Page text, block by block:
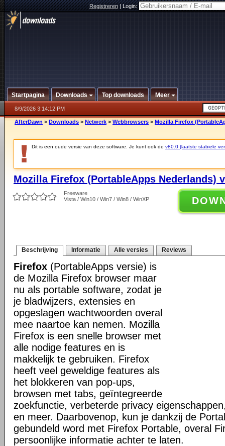
Registreren|Login:
Startpagina Downloads Top downloads Meer
8/9/2026 3:14:12 PM
AfterDawn > Downloads > Netwerk > Webbrowsers > Mozilla Firefox
Dit is een oude versie van deze software. Je kunt ook de v80.0 (laatste stabiele
Mozilla Firefox (PortableApps Nederlands)
Freeware
Vista / Win10 / Win7 / Win8 / WinXP
Beschrijving Informatie Alle versies Reviews
Firefox (PortableApps versie) is
de Mozilla Firefox browser maar
nu als portable software, zodat je
je bladwijzers, extensies en
opgeslagen wachtwoorden overal
mee naartoe kan nemen. Mozilla
Firefox is een snelle browser met
alle nodige features en is
makkelijk te gebruiken. Firefox
heeft veel geweldige features als
het blokkeren van pop-ups,
browsen met tabs, geïntegreerde
zoekfunctie, verbeterde privacy
en meer. Daarbovenop, kun je dankzij de
gebundeld word met Firefox Portable, overal
persoonlijke informatie achter te laten.